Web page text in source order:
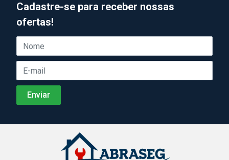
Cadastre-se para receber nossas
ofertas!